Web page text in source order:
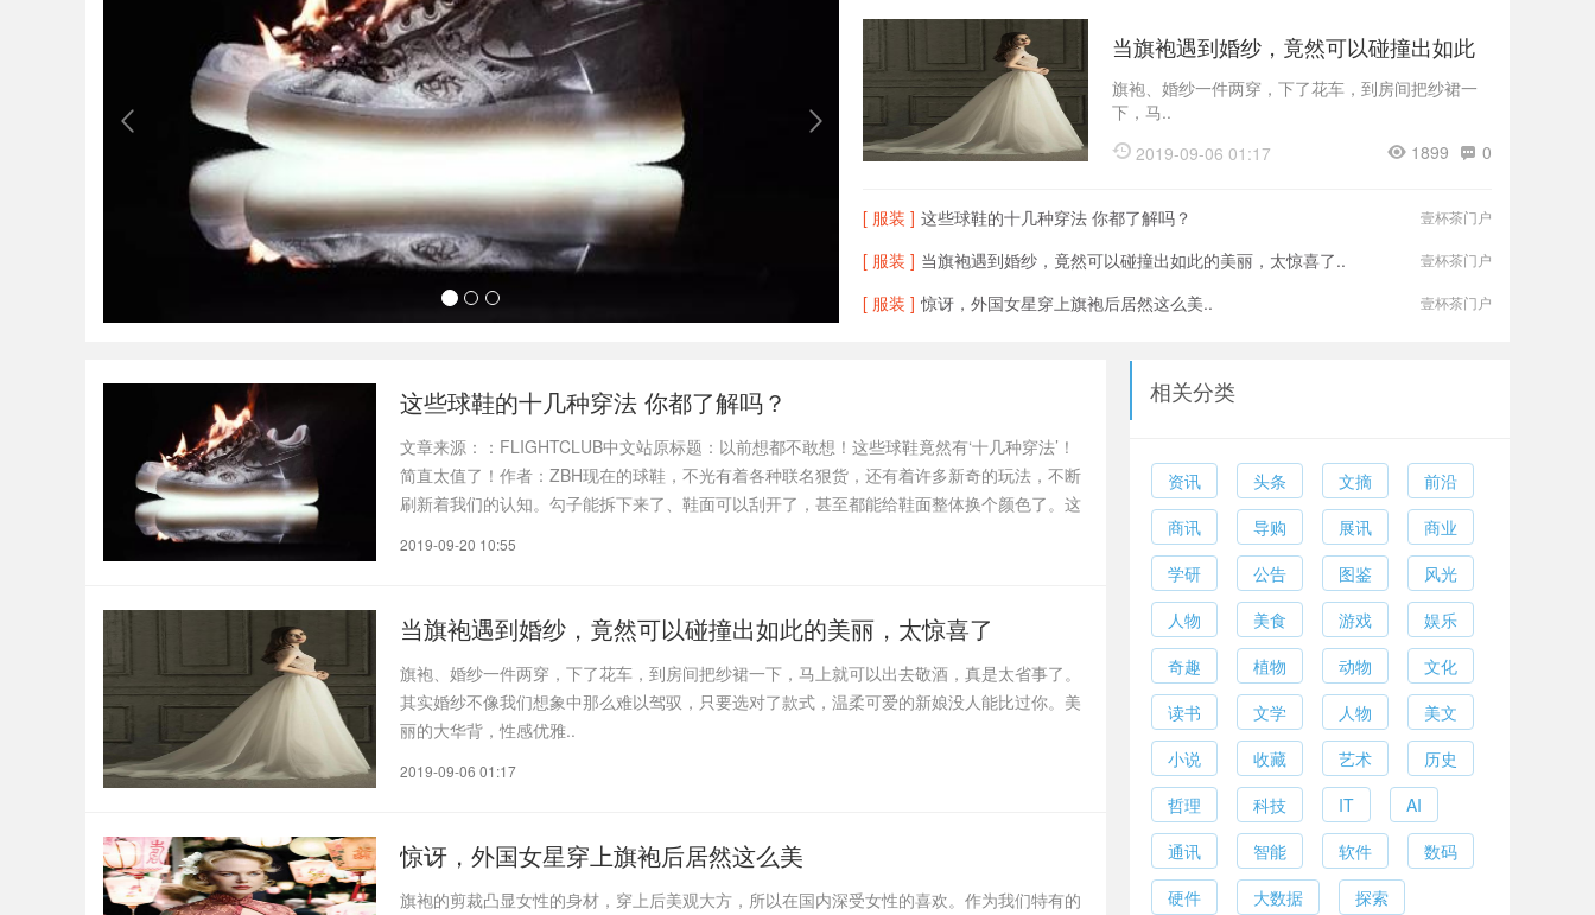
当旗袍遇到婚纱，竟然可以碰撞出如此
的美丽，太..
旗袍、婚纱一件两穿，下了花车，到房间把纱裙一
下，马..
2019-09-06 01:17
0
1899
[ 服装 ] 这些球鞋的十几种穿法 你都了解吗？ 壹杯茶门户
[ 服装 ] 当旗袍遇到婚纱，竟然可以碰撞出如此的美丽，太惊喜了.. 壹杯茶门户
[ 服装 ] 惊讶，外国女星穿上旗袍后居然这么美.. 壹杯茶门户
这些球鞋的十几种穿法 你都了解吗？
文章来源：：FLIGHTCLUB中文站原标题：以前想都不敢想！这些球鞋竟然有‘十几种穿法’！
简直太值了！作者：ZBH现在的球鞋，不光有着各种联名狠货，还有着许多新奇的玩法，不断
刷新着我们的认知。勾子能拆下来了、鞋面可以刮开了，甚至都能给鞋面整体换个颜色了。这
2019-09-20 10:55
当旗袍遇到婚纱，竟然可以碰撞出如此的美丽，太惊喜了
旗袍、婚纱一件两穿，下了花车，到房间把纱裙一下，马上就可以出去敬酒，真是太省事了。
其实婚纱不像我们想象中那么难以驾驭，只要选对了款式，温柔可爱的新娘没人能比过你。美
丽的大华背，性感优雅..
2019-09-06 01:17
惊讶，外国女星穿上旗袍后居然这么美
旗袍的剪裁凸显女性的身材，穿上后美观大方，所以在国内深受女性的喜欢。作为我们特有的
相关分类
资讯 头条 文摘
前沿
商讯
导购 展讯
商业
学研
公告 图鉴
风光
人物
美食 游戏
娱乐
奇趣
植物 动物
文化
读书
文学 人物
美文
小说
收藏 艺术
历史
哲理
科技 IT
AI
通讯
智能 软件
数码
硬件
大数据
探索